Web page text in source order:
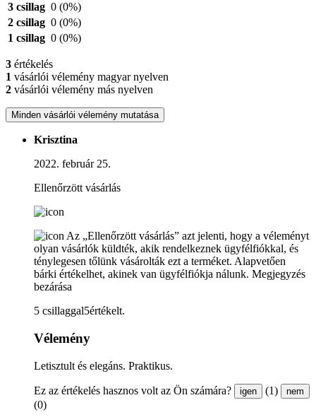
3 csillag 0 (0%)
2 csillag 0 (0%)
1 csillag 0 (0%)
3 értékelés
1 vásárlói vélemény magyar nyelven
2 vásárlói vélemény más nyelven
Minden vásárlói vélemény mutatása
Krisztina
2022. február 25.
Ellenőrzött vásárlás
Az „Ellenőrzött vásárlás” azt jelenti, hogy a véleményt
olyan vásárlók küldték, akik rendelkeznek ügyfélfiókkal, és
ténylegesen tőlünk vásárolták ezt a terméket. Alapvetően
bárki értékelhet, akinek van ügyfélfiókja nálunk. Megjegyzés
bezárása
5 csillaggal5értékelt.
Vélemény
Letisztult és elegáns. Praktikus.
Ez az értékelés hasznos volt az Ön számára? igen (1) nem
(0)